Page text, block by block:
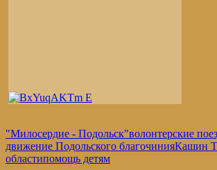
"Милосердие - Подольск"волонтерские
движение Подольского благочинияКашин
областипомощь детям